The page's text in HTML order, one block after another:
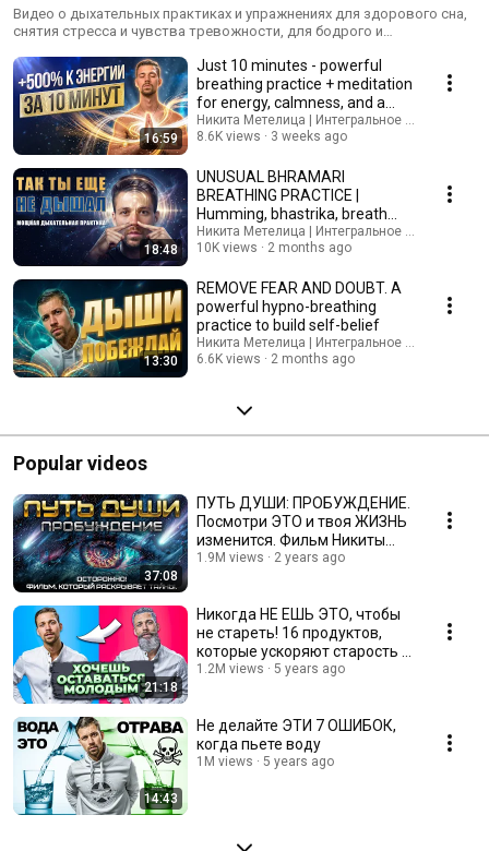
Видео о дыхательных практиках и упражнениях для здорового сна,
снятия стресса и чувства тревожности, для бодрого и
животом.
16:59
Just 10 minutes - powerful
breathing practice + meditation
for energy, calmness, and a
clear mind
Никита Метелица | Интегральное Развитие
8.6K views
3 weeks ago
18:48
UNUSUAL BHRAMARI
BREATHING PRACTICE |
Humming, bhastrika, breath
retention, and cellular
respiration
Никита Метелица | Интегральное Развитие
10K views
2 months ago
13:30
REMOVE FEAR AND DOUBT. A
powerful hypno-breathing
practice to build self-belief
Никита Метелица | Интегральное Развитие
6.6K views
2 months ago
Popular videos
37:08
ПУТЬ ДУШИ: ПРОБУЖДЕНИЕ.
Посмотри ЭТО и твоя ЖИЗНЬ
изменится. Фильм Никиты
Метелицы.
1.9M views 2 years ago
21:18
Никогда НЕ ЕШЬ ЭТО, чтобы
не стареть! 16 продуктов,
которые ускоряют старость в
2 раза быстрее
1.2M views 5 years ago
14:43
Не делайте ЭТИ 7 ОШИБОК,
когда пьете воду
1M views 5 years ago